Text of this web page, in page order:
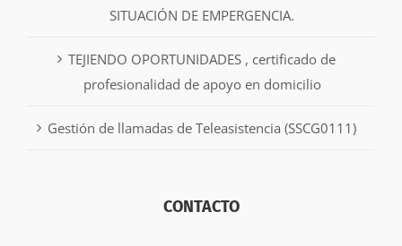
SITUACIÓN DE EMPERGENCIA.
TEJIENDO OPORTUNIDADES , certificado de
profesionalidad de apoyo en domicilio
Gestión de llamadas de Teleasistencia (SSCG0111)
CONTACTO